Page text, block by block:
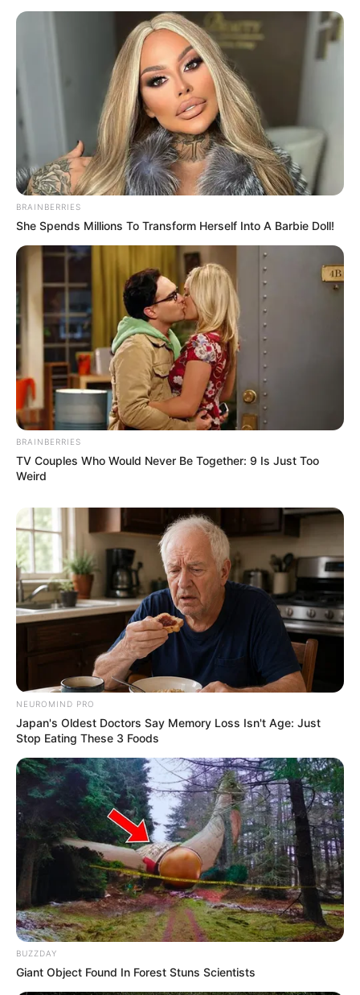
Пов’язаний запис
ГАРЯЧI ПОДІЇ
Скандал у Берегівському ТЦК:
сотням чоловіків незаконно
скасовували відстрочки та не
СЕР 9, 2026
BRAINBERRIES
She Spends Millions To Transform Herself Into A Barbie Doll!
BRAINBERRIES
TV Couples Who Would Never Be Together: 9 Is Just Too
Weird
NEUROMIND PRO
Japan's Oldest Doctors Say Memory Loss Isn't Age: Just
Stop Eating These 3 Foods
BUZZDAY
Giant Object Found In Forest Stuns Scientists